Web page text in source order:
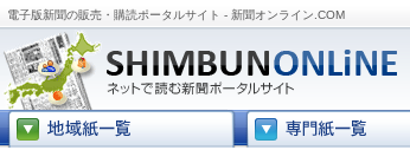
電子版新聞の販売・購読ポータルサイト - 新聞オンライン.COM